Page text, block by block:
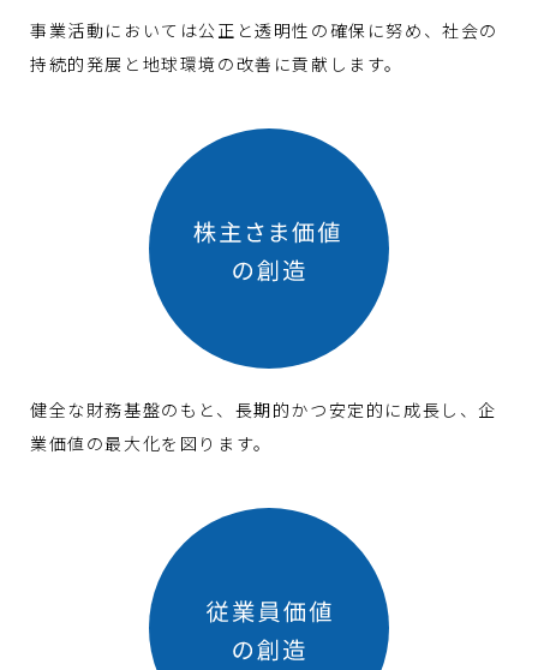
事業活動においては公正と透明性の確保に努め、社会の
持続的発展と地球環境の改善に貢献します。
健全な財務基盤のもと、長期的かつ安定的に成長し、企
業価値の最大化を図ります。